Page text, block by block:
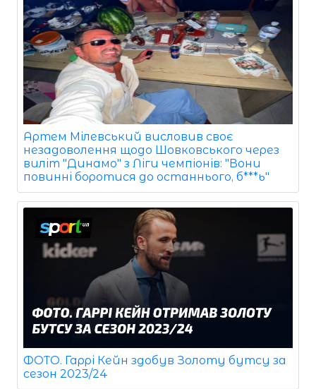
Артем Мілевський висловив своє
незадоволення щодо Шовковського через
виліт "Динамо" з Ліги чемпіонів: "Вони
повинні боротися до останнього, б***ь"
ФОТО. Гаррі Кейн здобув Золоту бутсу за
сезон 2023/24